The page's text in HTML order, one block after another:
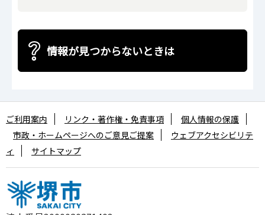
情報が見つからないときは
ご利用案内 リンク・著作権・免責事項
個人情報の保護
市政・ホームページへのご意見ご提案
ウェブアクセシビリテ
ィ
サイトマップ